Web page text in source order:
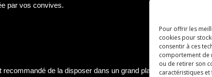
Pour offrir les
cookies pour
consentir à ces
comportement de
ou de retirer son
caractéristiques et
par vos convives.
de la disposer dans un grand plat de service en